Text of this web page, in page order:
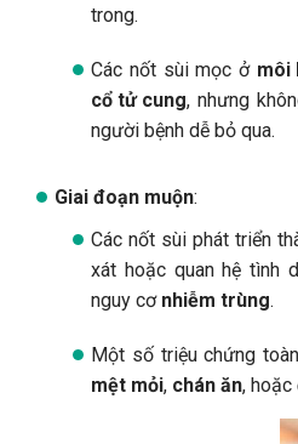
trong.
Các nốt sùi mọc ở môi
cổ tử cung, nhưng
người bệnh dễ bỏ qua.
Giai đoạn muộn:
Các nốt sùi phát triển
xát hoặc quan hệ tình
nguy cơ nhiễm trùng.
Một số triệu chứng
mệt mỏi, chán ăn, hoặc